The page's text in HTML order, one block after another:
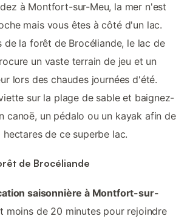
à Montfort-sur-Meu, la mer n'est
mais vous êtes à côté d'un lac.
de la forêt de Brocéliande, le lac de
un vaste terrain de jeu et un
lors des chaudes journées d'été.
sur la plage de sable et baignez-
canoë, un pédalo ou un kayak afin de
de ce superbe lac.
de Brocéliande
saisonnière à Montfort-sur-
moins de 20 minutes pour rejoindre